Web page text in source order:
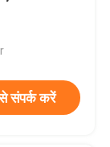
संपर्क करें